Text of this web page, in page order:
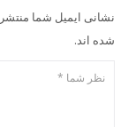
نشانی ایمیل شما
شده اند.